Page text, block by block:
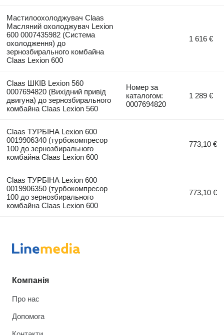
Мастилоохолоджувач Claas
Масляний охолоджувач Lexion
600 0007435982 (Система
охолодження) до
зернозбирального комбайна
Claas Lexion 600
1 616 €
Claas ШКІВ Lexion 560
0007694820 (Вихідний привід
двигуна) до зернозбирального
комбайна Claas Lexion 560
Номер за
каталогом:
0007694820
1 289 €
Claas ТУРБІНА Lexion 600
0019906340 (турбокомпресор
100 до зернозбирального
комбайна Claas Lexion 600
773,10 €
Claas ТУРБІНА Lexion 600
0019906350 (турбокомпресор
100 до зернозбирального
комбайна Claas Lexion 600
773,10 €
Компанія
Про нас
Допомога